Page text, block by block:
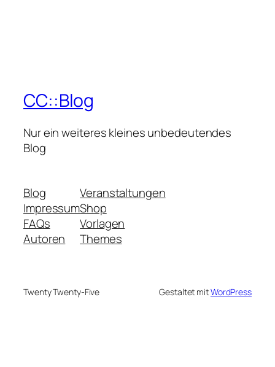
CC::Blog
Nur ein weiteres kleines unbedeutendes
Blog
Blog
Impressum
FAQs
Autoren
Veranstaltungen
Shop
Vorlagen
Themes
Twenty Twenty-Five Gestaltet mitWordPress